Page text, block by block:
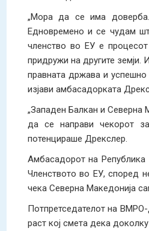
„Мора да се има
Едновремено и се чудам
членство во ЕУ е
придружи на другите
правната држава и
изјави амбасадорката
„Западен Балкан и Северна
да се направи чекорот
потенцираше Дрекслер.
Амбасадорот на Република
Членството во ЕУ, според
чека Северна Македонија
Потпретседателот на
раст кој смета дека